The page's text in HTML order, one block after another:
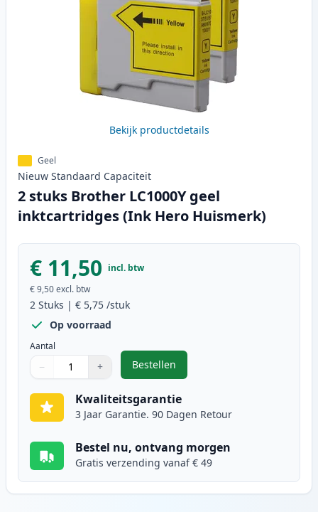
Bekijk productdetails
Geel
Nieuw Standaard Capaciteit
2 stuks Brother LC1000Y geel
inktcartridges (Ink Hero Huismerk)
€ 11,50 incl. btw
€ 9,50excl. btw
2 Stuks | € 5,75 /stuk
Op voorraad
Aantal
Gebruik de knoppen om aan te passen
− +
1
Bestellen
,2 stuks Brother LC1000Y geel
Kwaliteitsgarantie
3 Jaar Garantie. 90 Dagen Retour
Bestel nu, ontvang morgen
Gratis verzending vanaf € 49